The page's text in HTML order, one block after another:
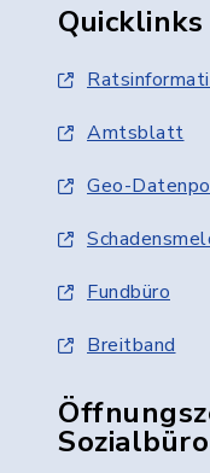
Quicklinks
Amtsblatt
Geo-
Fundbüro
Breitband
Sozialbüro